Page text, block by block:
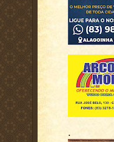
.